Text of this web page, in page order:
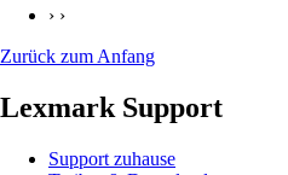
› ›
Zurück zum Anfang
Lexmark Support
Support zuhause